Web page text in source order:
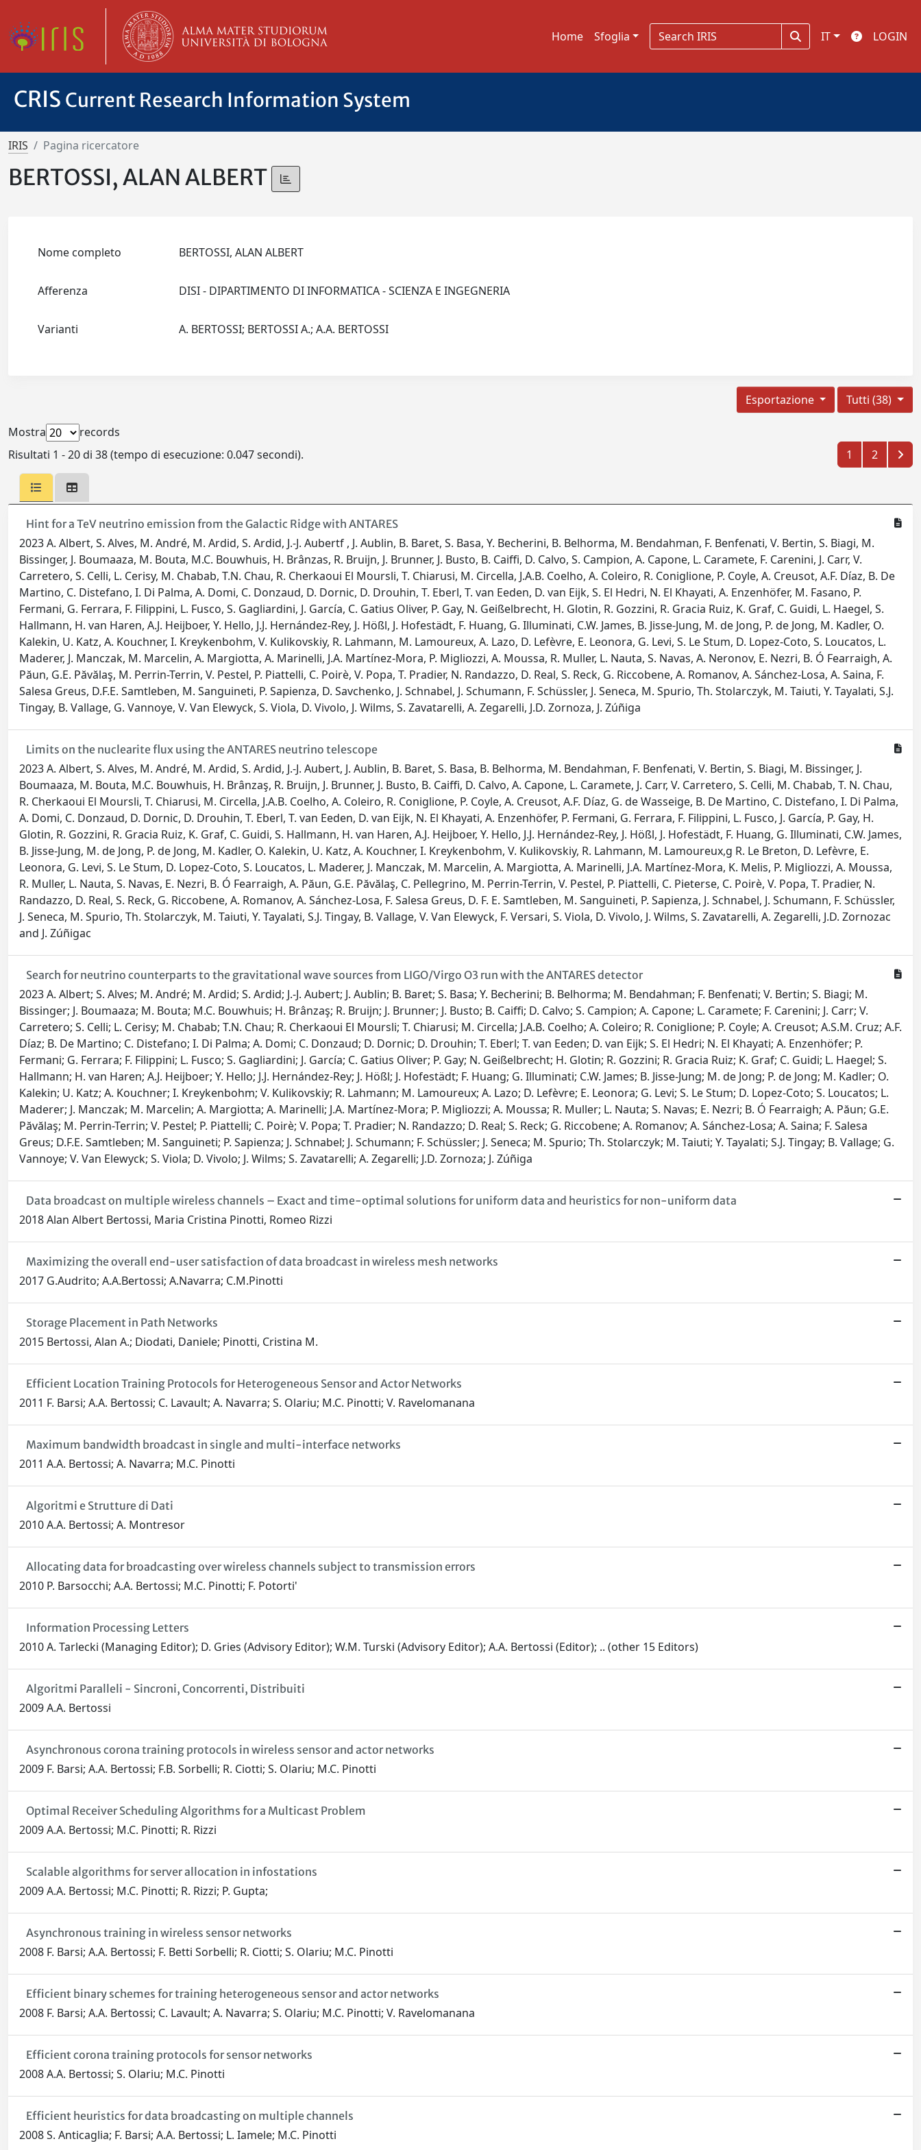
Home Sfoglia IT LOGIN
CRIS Current Research Information System
IRIS Pagina ricercatore
BERTOSSI, ALAN ALBERT
Nome completo BERTOSSI, ALAN ALBERT
Afferenza DISI - DIPARTIMENTO DI INFORMATICA - SCIENZA E INGEGNERIA
Varianti A. BERTOSSI; BERTOSSI A.; A.A. BERTOSSI
Tutti (38)
Esportazione
Mostra
records
Risultati 1 - 20 di 38 (tempo di esecuzione: 0.047 secondi).
1 2
Hint for a TeV neutrino emission from the Galactic Ridge with ANTARES
2023 A. Albert, S. Alves, M. André, M. Ardid, S. Ardid, J.-J. Aubertf , J. Aublin, B. Baret, S. Basa, Y. Becherini, B. Belhorma, M. Bendahman, F. Benfenati, V. Bertin, S. Biagi, M.
Bissinger, J. Boumaaza, M. Bouta, M.C. Bouwhuis, H. Brânzas, R. Bruijn, J. Brunner, J. Busto, B. Caiffi, D. Calvo, S. Campion, A. Capone, L. Caramete, F. Carenini, J. Carr, V.
Carretero, S. Celli, L. Cerisy, M. Chabab, T.N. Chau, R. Cherkaoui El Moursli, T. Chiarusi, M. Circella, J.A.B. Coelho, A. Coleiro, R. Coniglione, P. Coyle, A. Creusot, A.F. Díaz, B. De
Martino, C. Distefano, I. Di Palma, A. Domi, C. Donzaud, D. Dornic, D. Drouhin, T. Eberl, T. van Eeden, D. van Eijk, S. El Hedri, N. El Khayati, A. Enzenhöfer, M. Fasano, P.
Fermani, G. Ferrara, F. Filippini, L. Fusco, S. Gagliardini, J. García, C. Gatius Oliver, P. Gay, N. Geißelbrecht, H. Glotin, R. Gozzini, R. Gracia Ruiz, K. Graf, C. Guidi, L. Haegel, S.
Hallmann, H. van Haren, A.J. Heijboer, Y. Hello, J.J. Hernández-Rey, J. Hößl, J. Hofestädt, F. Huang, G. Illuminati, C.W. James, B. Jisse-Jung, M. de Jong, P. de Jong, M. Kadler, O.
Kalekin, U. Katz, A. Kouchner, I. Kreykenbohm, V. Kulikovskiy, R. Lahmann, M. Lamoureux, A. Lazo, D. Lefèvre, E. Leonora, G. Levi, S. Le Stum, D. Lopez-Coto, S. Loucatos, L.
Maderer, J. Manczak, M. Marcelin, A. Margiotta, A. Marinelli, J.A. Martínez-Mora, P. Migliozzi, A. Moussa, R. Muller, L. Nauta, S. Navas, A. Neronov, E. Nezri, B. Ó Fearraigh, A.
Păun, G.E. Păvălaş, M. Perrin-Terrin, V. Pestel, P. Piattelli, C. Poirè, V. Popa, T. Pradier, N. Randazzo, D. Real, S. Reck, G. Riccobene, A. Romanov, A. Sánchez-Losa, A. Saina, F.
Salesa Greus, D.F.E. Samtleben, M. Sanguineti, P. Sapienza, D. Savchenko, J. Schnabel, J. Schumann, F. Schüssler, J. Seneca, M. Spurio, Th. Stolarczyk, M. Taiuti, Y. Tayalati, S.J.
Tingay, B. Vallage, G. Vannoye, V. Van Elewyck, S. Viola, D. Vivolo, J. Wilms, S. Zavatarelli, A. Zegarelli, J.D. Zornoza, J. Zúñiga
Limits on the nuclearite flux using the ANTARES neutrino telescope
2023 A. Albert, S. Alves, M. André, M. Ardid, S. Ardid, J.-J. Aubert, J. Aublin, B. Baret, S. Basa, B. Belhorma, M. Bendahman, F. Benfenati, V. Bertin, S. Biagi, M. Bissinger, J.
Boumaaza, M. Bouta, M.C. Bouwhuis, H. Brânzaş, R. Bruijn, J. Brunner, J. Busto, B. Caiffi, D. Calvo, A. Capone, L. Caramete, J. Carr, V. Carretero, S. Celli, M. Chabab, T. N. Chau,
R. Cherkaoui El Moursli, T. Chiarusi, M. Circella, J.A.B. Coelho, A. Coleiro, R. Coniglione, P. Coyle, A. Creusot, A.F. Díaz, G. de Wasseige, B. De Martino, C. Distefano, I. Di Palma,
A. Domi, C. Donzaud, D. Dornic, D. Drouhin, T. Eberl, T. van Eeden, D. van Eijk, N. El Khayati, A. Enzenhöfer, P. Fermani, G. Ferrara, F. Filippini, L. Fusco, J. García, P. Gay, H.
Glotin, R. Gozzini, R. Gracia Ruiz, K. Graf, C. Guidi, S. Hallmann, H. van Haren, A.J. Heijboer, Y. Hello, J.J. Hernández-Rey, J. Hößl, J. Hofestädt, F. Huang, G. Illuminati, C.W. James,
B. Jisse-Jung, M. de Jong, P. de Jong, M. Kadler, O. Kalekin, U. Katz, A. Kouchner, I. Kreykenbohm, V. Kulikovskiy, R. Lahmann, M. Lamoureux,g R. Le Breton, D. Lefèvre, E.
Leonora, G. Levi, S. Le Stum, D. Lopez-Coto, S. Loucatos, L. Maderer, J. Manczak, M. Marcelin, A. Margiotta, A. Marinelli, J.A. Martínez-Mora, K. Melis, P. Migliozzi, A. Moussa,
R. Muller, L. Nauta, S. Navas, E. Nezri, B. Ó Fearraigh, A. Păun, G.E. Păvălaş, C. Pellegrino, M. Perrin-Terrin, V. Pestel, P. Piattelli, C. Pieterse, C. Poirè, V. Popa, T. Pradier, N.
Randazzo, D. Real, S. Reck, G. Riccobene, A. Romanov, A. Sánchez-Losa, F. Salesa Greus, D. F. E. Samtleben, M. Sanguineti, P. Sapienza, J. Schnabel, J. Schumann, F. Schüssler,
J. Seneca, M. Spurio, Th. Stolarczyk, M. Taiuti, Y. Tayalati, S.J. Tingay, B. Vallage, V. Van Elewyck, F. Versari, S. Viola, D. Vivolo, J. Wilms, S. Zavatarelli, A. Zegarelli, J.D. Zornozac
and J. Zúñigac
Search for neutrino counterparts to the gravitational wave sources from LIGO/Virgo O3 run with the ANTARES detector
2023 A. Albert; S. Alves; M. André; M. Ardid; S. Ardid; J.-J. Aubert; J. Aublin; B. Baret; S. Basa; Y. Becherini; B. Belhorma; M. Bendahman; F. Benfenati; V. Bertin; S. Biagi; M.
Bissinger; J. Boumaaza; M. Bouta; M.C. Bouwhuis; H. Brânzaş; R. Bruijn; J. Brunner; J. Busto; B. Caiffi; D. Calvo; S. Campion; A. Capone; L. Caramete; F. Carenini; J. Carr; V.
Carretero; S. Celli; L. Cerisy; M. Chabab; T.N. Chau; R. Cherkaoui El Moursli; T. Chiarusi; M. Circella; J.A.B. Coelho; A. Coleiro; R. Coniglione; P. Coyle; A. Creusot; A.S.M. Cruz; A.F.
Díaz; B. De Martino; C. Distefano; I. Di Palma; A. Domi; C. Donzaud; D. Dornic; D. Drouhin; T. Eberl; T. van Eeden; D. van Eijk; S. El Hedri; N. El Khayati; A. Enzenhöfer; P.
Fermani; G. Ferrara; F. Filippini; L. Fusco; S. Gagliardini; J. García; C. Gatius Oliver; P. Gay; N. Geißelbrecht; H. Glotin; R. Gozzini; R. Gracia Ruiz; K. Graf; C. Guidi; L. Haegel; S.
Hallmann; H. van Haren; A.J. Heijboer; Y. Hello; J.J. Hernández-Rey; J. Hößl; J. Hofestädt; F. Huang; G. Illuminati; C.W. James; B. Jisse-Jung; M. de Jong; P. de Jong; M. Kadler; O.
Kalekin; U. Katz; A. Kouchner; I. Kreykenbohm; V. Kulikovskiy; R. Lahmann; M. Lamoureux; A. Lazo; D. Lefèvre; E. Leonora; G. Levi; S. Le Stum; D. Lopez-Coto; S. Loucatos; L.
Maderer; J. Manczak; M. Marcelin; A. Margiotta; A. Marinelli; J.A. Martínez-Mora; P. Migliozzi; A. Moussa; R. Muller; L. Nauta; S. Navas; E. Nezri; B. Ó Fearraigh; A. Păun; G.E.
Păvălaş; M. Perrin-Terrin; V. Pestel; P. Piattelli; C. Poirè; V. Popa; T. Pradier; N. Randazzo; D. Real; S. Reck; G. Riccobene; A. Romanov; A. Sánchez-Losa; A. Saina; F. Salesa
Greus; D.F.E. Samtleben; M. Sanguineti; P. Sapienza; J. Schnabel; J. Schumann; F. Schüssler; J. Seneca; M. Spurio; Th. Stolarczyk; M. Taiuti; Y. Tayalati; S.J. Tingay; B. Vallage; G.
Vannoye; V. Van Elewyck; S. Viola; D. Vivolo; J. Wilms; S. Zavatarelli; A. Zegarelli; J.D. Zornoza; J. Zúñiga
Data broadcast on multiple wireless channels – Exact and time-optimal solutions for uniform data and heuristics for non-uniform data
2018 Alan Albert Bertossi, Maria Cristina Pinotti, Romeo Rizzi
Maximizing the overall end-user satisfaction of data broadcast in wireless mesh networks
2017 G.Audrito; A.A.Bertossi; A.Navarra; C.M.Pinotti
Storage Placement in Path Networks
2015 Bertossi, Alan A.; Diodati, Daniele; Pinotti, Cristina M.
Efficient Location Training Protocols for Heterogeneous Sensor and Actor Networks
2011 F. Barsi; A.A. Bertossi; C. Lavault; A. Navarra; S. Olariu; M.C. Pinotti; V. Ravelomanana
Maximum bandwidth broadcast in single and multi-interface networks
2011 A.A. Bertossi; A. Navarra; M.C. Pinotti
Algoritmi e Strutture di Dati
2010 A.A. Bertossi; A. Montresor
Allocating data for broadcasting over wireless channels subject to transmission errors
2010 P. Barsocchi; A.A. Bertossi; M.C. Pinotti; F. Potorti'
Information Processing Letters
2010 A. Tarlecki (Managing Editor); D. Gries (Advisory Editor); W.M. Turski (Advisory Editor); A.A. Bertossi (Editor); .. (other 15 Editors)
Algoritmi Paralleli - Sincroni, Concorrenti, Distribuiti
2009 A.A. Bertossi
Asynchronous corona training protocols in wireless sensor and actor networks
2009 F. Barsi; A.A. Bertossi; F.B. Sorbelli; R. Ciotti; S. Olariu; M.C. Pinotti
Optimal Receiver Scheduling Algorithms for a Multicast Problem
2009 A.A. Bertossi; M.C. Pinotti; R. Rizzi
Scalable algorithms for server allocation in infostations
2009 A.A. Bertossi; M.C. Pinotti; R. Rizzi; P. Gupta;
Asynchronous training in wireless sensor networks
2008 F. Barsi; A.A. Bertossi; F. Betti Sorbelli; R. Ciotti; S. Olariu; M.C. Pinotti
Efficient binary schemes for training heterogeneous sensor and actor networks
2008 F. Barsi; A.A. Bertossi; C. Lavault; A. Navarra; S. Olariu; M.C. Pinotti; V. Ravelomanana
Efficient corona training protocols for sensor networks
2008 A.A. Bertossi; S. Olariu; M.C. Pinotti
Efficient heuristics for data broadcasting on multiple channels
2008 S. Anticaglia; F. Barsi; A.A. Bertossi; L. Iamele; M.C. Pinotti